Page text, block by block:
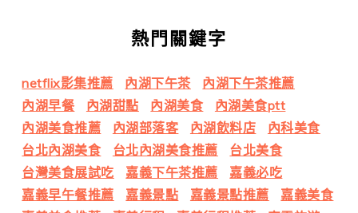
熱門關鍵字
netflix影集推薦 內湖下午茶
內湖下午茶推薦
內湖早餐
內湖甜點 內湖美食
內湖美食ptt
內湖美食推薦
內湖部落客 內湖飲料店
內科美食
台北內湖美食
台北內湖美食推薦
台北美食
台灣美食展試吃
嘉義下午茶推薦
嘉義必吃
嘉義早午餐推薦
嘉義景點 嘉義景點推薦
嘉義美食